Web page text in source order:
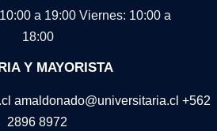
a 19:00 Viernes: 10:00 a
18:00
Y MAYORISTA
amaldonado@universitaria.cl +562
2896 8972